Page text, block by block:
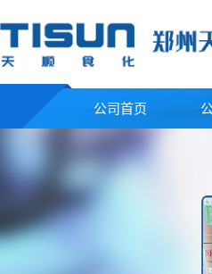
公司首页